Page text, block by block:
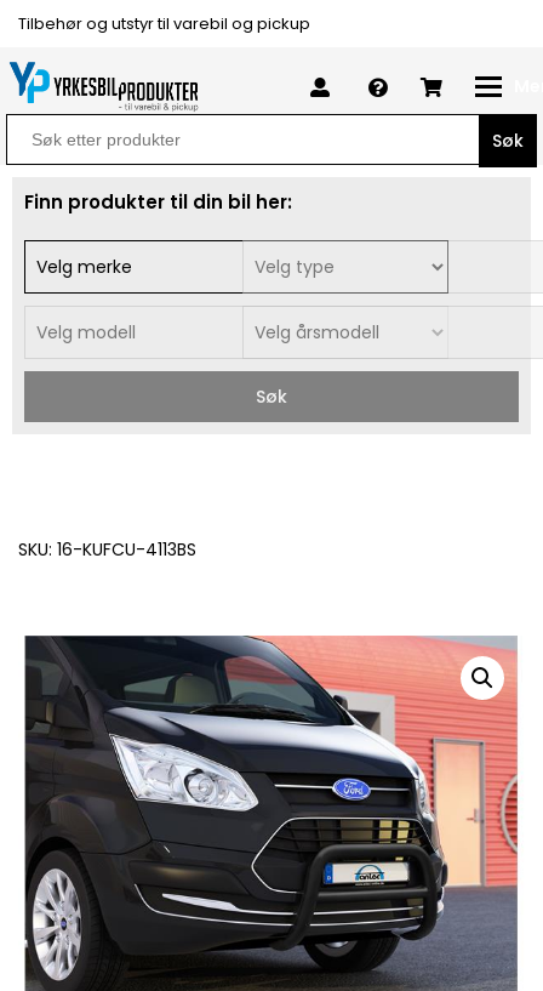
Tilbehør og utstyr til varebil og pickup
Search
for:
Finn produkter til din bil her:
Søk
SKU: 16-KUFCU-4113BS